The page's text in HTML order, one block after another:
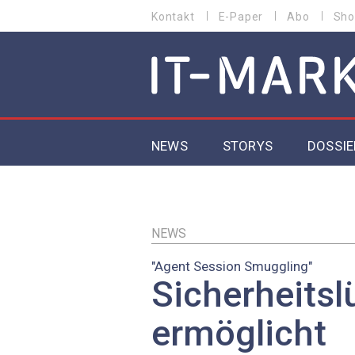
zum
MENU
Kontakt E-Paper Abo
MAIN NAVIGATION
NEWS STORYS
EU-
NEWS
"Agent Session Smuggling"
ermöglicht